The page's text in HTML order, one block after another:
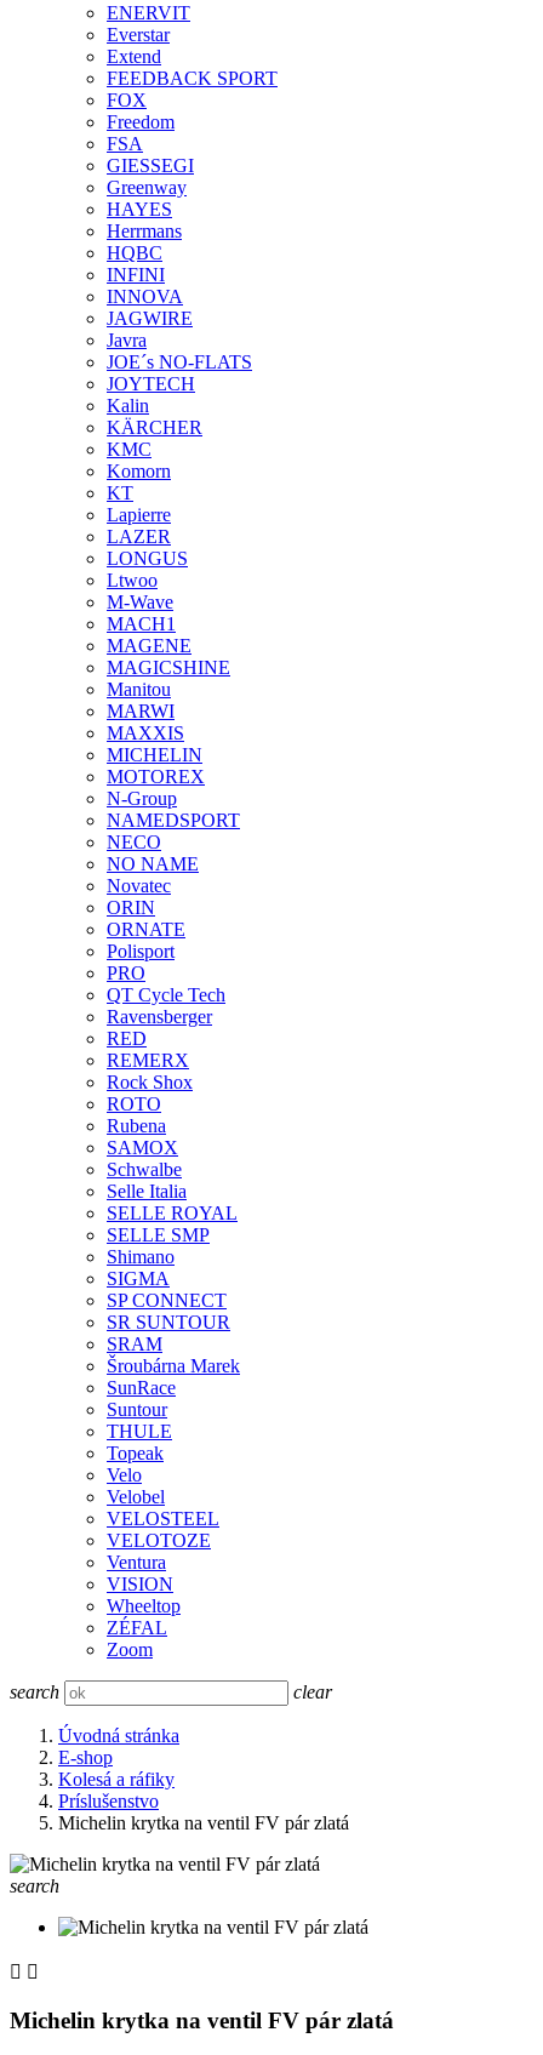
ENERVIT
Everstar
Extend
FEEDBACK SPORT
FOX
Freedom
FSA
GIESSEGI
Greenway
HAYES
Herrmans
HQBC
INFINI
INNOVA
JAGWIRE
Javra
JOE´s NO-FLATS
JOYTECH
Kalin
KÄRCHER
KMC
Komorn
KT
Lapierre
LAZER
LONGUS
Ltwoo
M-Wave
MACH1
MAGENE
MAGICSHINE
Manitou
MARWI
MAXXIS
MICHELIN
MOTOREX
N-Group
NAMEDSPORT
NECO
NO NAME
Novatec
ORIN
ORNATE
Polisport
PRO
QT Cycle Tech
Ravensberger
RED
REMERX
Rock Shox
ROTO
Rubena
SAMOX
Schwalbe
Selle Italia
SELLE ROYAL
SELLE SMP
Shimano
SIGMA
SP CONNECT
SR SUNTOUR
SRAM
Šroubárna Marek
SunRace
Suntour
THULE
Topeak
Velo
Velobel
VELOSTEEL
VELOTOZE
Ventura
VISION
Wheeltop
ZÉFAL
Zoom
search clear
Úvodná stránka
E-shop
Kolesá a ráfiky
Príslušenstvo
Michelin krytka na ventil FV pár zlatá
search
 
Michelin krytka na ventil FV pár zlatá